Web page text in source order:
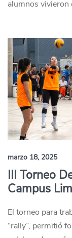
alumnos vivieron
marzo 18, 2025
III Torneo
Campus
El torneo para
“rally”, permitió